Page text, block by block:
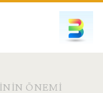
ÖNEMI